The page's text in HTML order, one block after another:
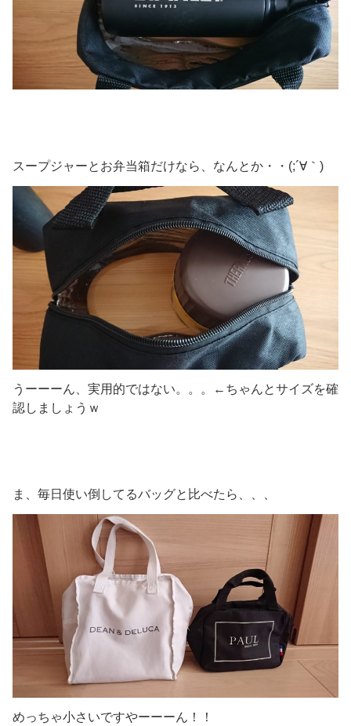
スープジャーとお弁当箱だけなら、なんとか・・(;´∀｀)
うーーーん、実用的ではない。。。←ちゃんとサイズを確
認しましょうｗ
ま、毎日使い倒してるバッグと比べたら、、、
めっちゃ小さいですやーーーん！！